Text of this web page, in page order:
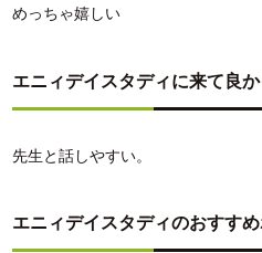
めっちゃ嬉しい
エニィデイスタディに来て良
先生と話しやすい。
エニィデイスタディのおすす